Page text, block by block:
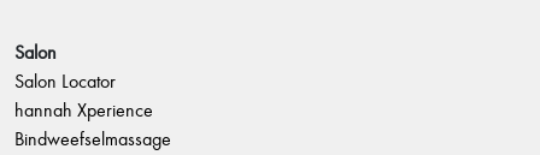
Salon
Salon Locator
hannah Xperience
Bindweefselmassage